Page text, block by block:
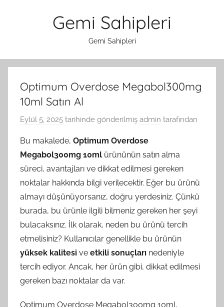
Gemi Sahipleri
Gemi Sahipleri
Optimum Overdose Megabol300mg
10ml Satın Al
Eylül 5, 2025 tarihinde gönderilmiş admin tarafından
Bu makalede, Optimum Overdose
Megabol300mg 10ml ürününün satın alma
süreci, avantajları ve dikkat edilmesi gereken
noktalar hakkında bilgi verilecektir. Eğer bu ürünü
almayı düşünüyorsanız, doğru yerdesiniz. Çünkü
burada, bu ürünle ilgili bilmeniz gereken her şeyi
bulacaksınız. İlk olarak, neden bu ürünü tercih
etmelisiniz? Kullanıcılar genellikle bu ürünün
yüksek kalitesi ve etkili sonuçları nedeniyle
tercih ediyor. Ancak, her ürün gibi, dikkat edilmesi
gereken bazı noktalar da var.
Optimum Overdose Megabol300mg 10ml,